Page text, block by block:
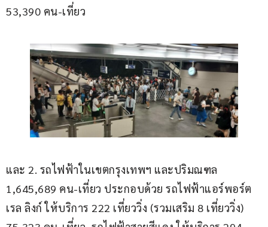
53,390 คน-เที่ยว
และ 2. รถไฟฟ้าในเขตกรุงเทพฯ และปริมณฑล
1,645,689 คน-เที่ยว ประกอบด้วย รถไฟฟ้าแอร์พอร์ต
เรล ลิงก์ ให้บริการ 222 เที่ยววิ่ง (รวมเสริม 8 เที่ยววิ่ง)